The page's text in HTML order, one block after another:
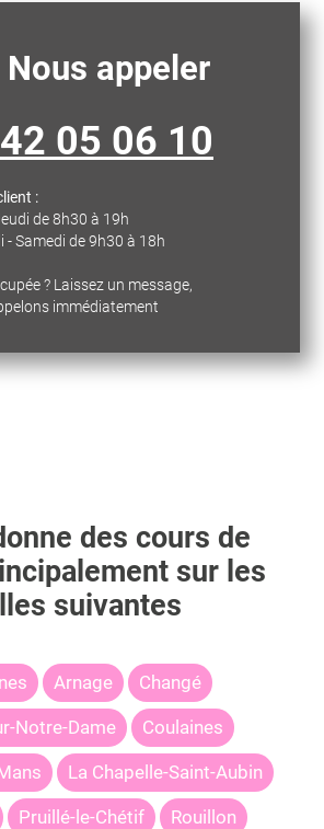
Nous appeler
05 06 10
:
de 8h30 à 19h
- Samedi de 9h30 à 18h
? Laissez un message,
immédiatement
des cours de
sur les
suivantes
Arnage Changé
Notre-Dame Coulaines
La Chapelle-Saint-Aubin
Pruillé-le-Chétif Rouillon